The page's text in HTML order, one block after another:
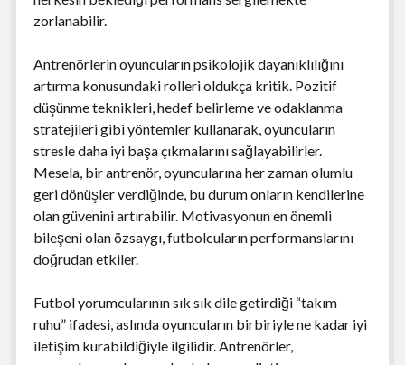
zorlanabilir.
Antrenörlerin oyuncuların psikolojik dayanıklılığını
artırma konusundaki rolleri oldukça kritik. Pozitif
düşünme teknikleri, hedef belirleme ve odaklanma
stratejileri gibi yöntemler kullanarak, oyuncuların
stresle daha iyi başa çıkmalarını sağlayabilirler.
Mesela, bir antrenör, oyuncularına her zaman olumlu
geri dönüşler verdiğinde, bu durum onların kendilerine
olan güvenini artırabilir. Motivasyonun en önemli
bileşeni olan özsaygı, futbolcuların performanslarını
doğrudan etkiler.
Futbol yorumcularının sık sık dile getirdiği “takım
ruhu” ifadesi, aslında oyuncuların birbiriyle ne kadar iyi
iletişim kurabildiğiyle ilgilidir. Antrenörler,